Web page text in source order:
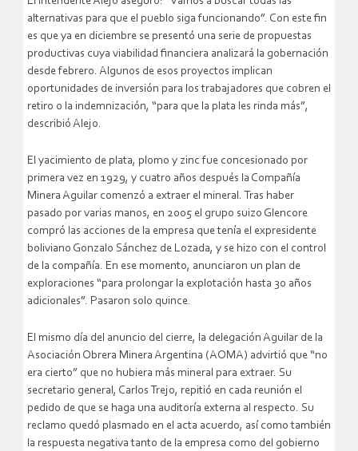
alternativas para que el pueblo siga funcionando”. Con este fin
es que ya en diciembre se presentó una serie de propuestas
productivas cuya viabilidad financiera analizará la gobernación
desde febrero. Algunos de esos proyectos implican
oportunidades de inversión para los trabajadores que cobren el
retiro o la indemnización, “para que la plata les rinda más”,
describió Alejo.
El yacimiento de plata, plomo y zinc fue concesionado por
primera vez en 1929, y cuatro años después la Compañía
Minera Aguilar comenzó a extraer el mineral. Tras haber
pasado por varias manos, en 2005 el grupo suizo Glencore
compró las acciones de la empresa que tenía el expresidente
boliviano Gonzalo Sánchez de Lozada, y se hizo con el control
de la compañía. En ese momento, anunciaron un plan de
exploraciones “para prolongar la explotación hasta 30 años
adicionales”. Pasaron solo quince.
El mismo día del anuncio del cierre, la delegación Aguilar de la
Asociación Obrera Minera Argentina (AOMA) advirtió que “no
era cierto” que no hubiera más mineral para extraer. Su
secretario general, Carlos Trejo, repitió en cada reunión el
pedido de que se haga una auditoría externa al respecto. Su
reclamo quedó plasmado en el acta acuerdo, así como también
la respuesta negativa tanto de la empresa como del gobierno